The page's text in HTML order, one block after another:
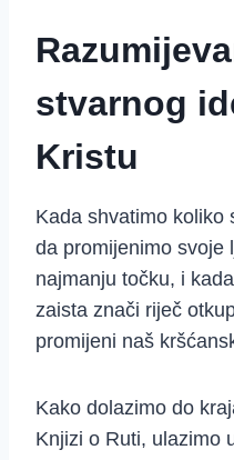
stvarnog
Kristu
Kada shvatimo koliko
da promijenimo svoje
najmanju točku, i
zaista znači riječ
promijeni naš
Kako dolazimo do
Knjizi o Ruti, ulazimo